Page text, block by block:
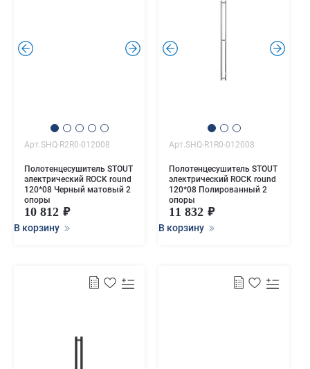
. .
Арт.SHQ-R2R0-012008
Полотенцесушитель STOUT
электрический ROCK round
120*08 Черный матовый 2
опоры
10 812
В корзину
. .
Арт.SHQ-R1R0-012008
Полотенцесушитель STOUT
электрический ROCK round
120*08 Полированный 2
опоры
11 832
В корзину